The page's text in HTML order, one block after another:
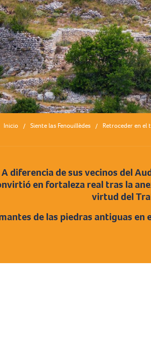
Inicio Siente las Fenouillèdes Retroceder en
A diferencia de sus vecinos del
en fortaleza real tras la
virtud del
de las piedras antiguas en